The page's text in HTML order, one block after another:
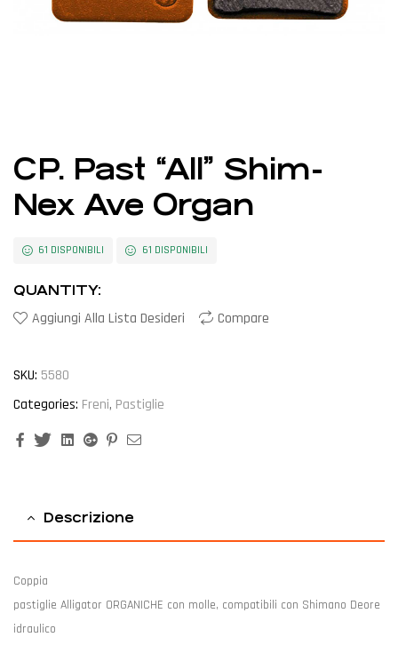
CP. Past “All” Shim-
Nex Ave Organ
61 DISPONIBILI 61 DISPONIBILI
QUANTITY:
Aggiungi Alla Lista Desideri Compare
SKU: 5580
Categories: Freni, Pastiglie
FacebookTwitterLinkedinGoogle+Pinterest
Descrizione
Coppia
pastiglie Alligator ORGANICHE con molle, compatibili con Shimano Deore
idraulico